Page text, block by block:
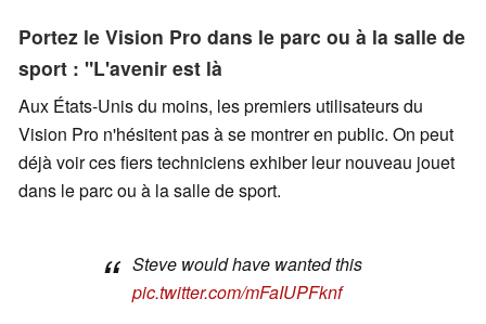
Portez le Vision Pro dans le parc ou à la salle de
sport : "L'avenir est là
Aux États-Unis du moins, les premiers utilisateurs du
Vision Pro n'hésitent pas à se montrer en public. On peut
déjà voir ces fiers techniciens exhiber leur nouveau jouet
dans le parc ou à la salle de sport.
Steve would have wanted this
pic.twitter.com/mFaIUPFknf